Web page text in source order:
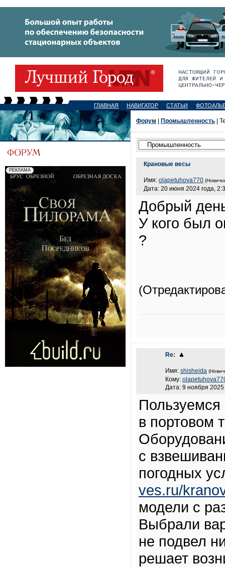
ГЛАВНАЯ НАВИГАТОР СТАТЬИ
Форум Промышленность |
Крановые весы
Имя: olapetuhova770
Дата: 20 июня 2024 года,
Добрый
У кого был
?
Re:
Имя: shisheida
Кому:
Дата: 9 ноября 2025
в портовом
с
погодных
ves.ru/
модели с
Выбрали
не подвел
решает